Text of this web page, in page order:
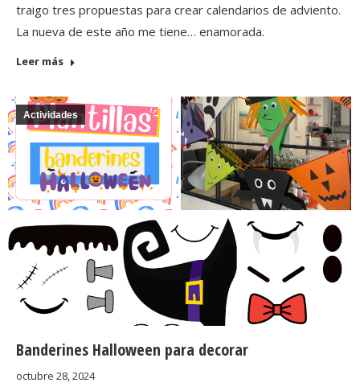
traigo tres propuestas para crear calendarios de adviento.
La nueva de este año me tiene… enamorada.
Leer más
Actividades
Banderines Halloween para decorar
octubre 28, 2024